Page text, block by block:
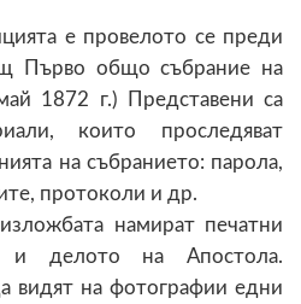
е провелото се преди
Първо общо събрание на
1872 г.) Представени са
които проследяват
на събранието: парола,
протоколи и др.
намират печатни
и делото на Апостола.
видят на фотографии едни